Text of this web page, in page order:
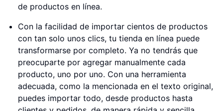
de productos en línea.
Con la facilidad de importar cientos de productos
con tan solo unos clics, tu tienda en línea puede
transformarse por completo. Ya no tendrás que
preocuparte por agregar manualmente cada
producto, uno por uno. Con una herramienta
adecuada, como la mencionada en el texto original,
puedes importar todo, desde productos hasta